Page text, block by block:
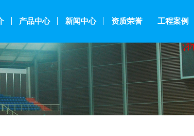
产品中心 新闻中心 资质荣誉 工程案例